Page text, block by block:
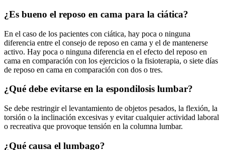
¿Es bueno el reposo en cama para la ciática?
En el caso de los pacientes con ciática, hay poca o ninguna
diferencia entre el consejo de reposo en cama y el de mantenerse
activo. Hay poca o ninguna diferencia en el efecto del reposo en
cama en comparación con los ejercicios o la fisioterapia, o siete días
de reposo en cama en comparación con dos o tres.
¿Qué debe evitarse en la espondilosis lumbar?
Se debe restringir el levantamiento de objetos pesados, la flexión, la
torsión o la inclinación excesivas y evitar cualquier actividad laboral
o recreativa que provoque tensión en la columna lumbar.
¿Qué causa el lumbago?